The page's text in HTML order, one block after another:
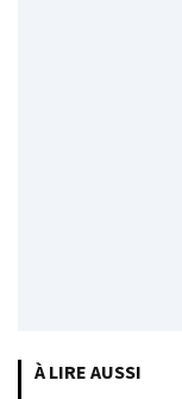
À LIRE AUSSI